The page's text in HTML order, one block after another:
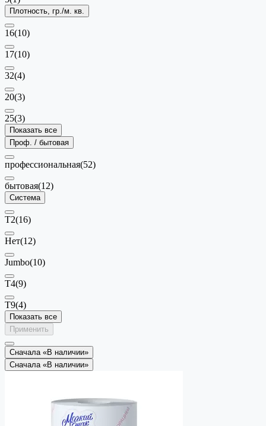
Плотность, гр./м. кв.
16(10)
17(10)
32(4)
20(3)
25(3)
Показать все
Проф. / бытовая
профессиональная(52)
бытовая(12)
Система
T2(16)
Нет(12)
Jumbo(10)
T4(9)
T9(4)
Показать все
Применить
Сначала «В наличии»
Сначала «В наличии»